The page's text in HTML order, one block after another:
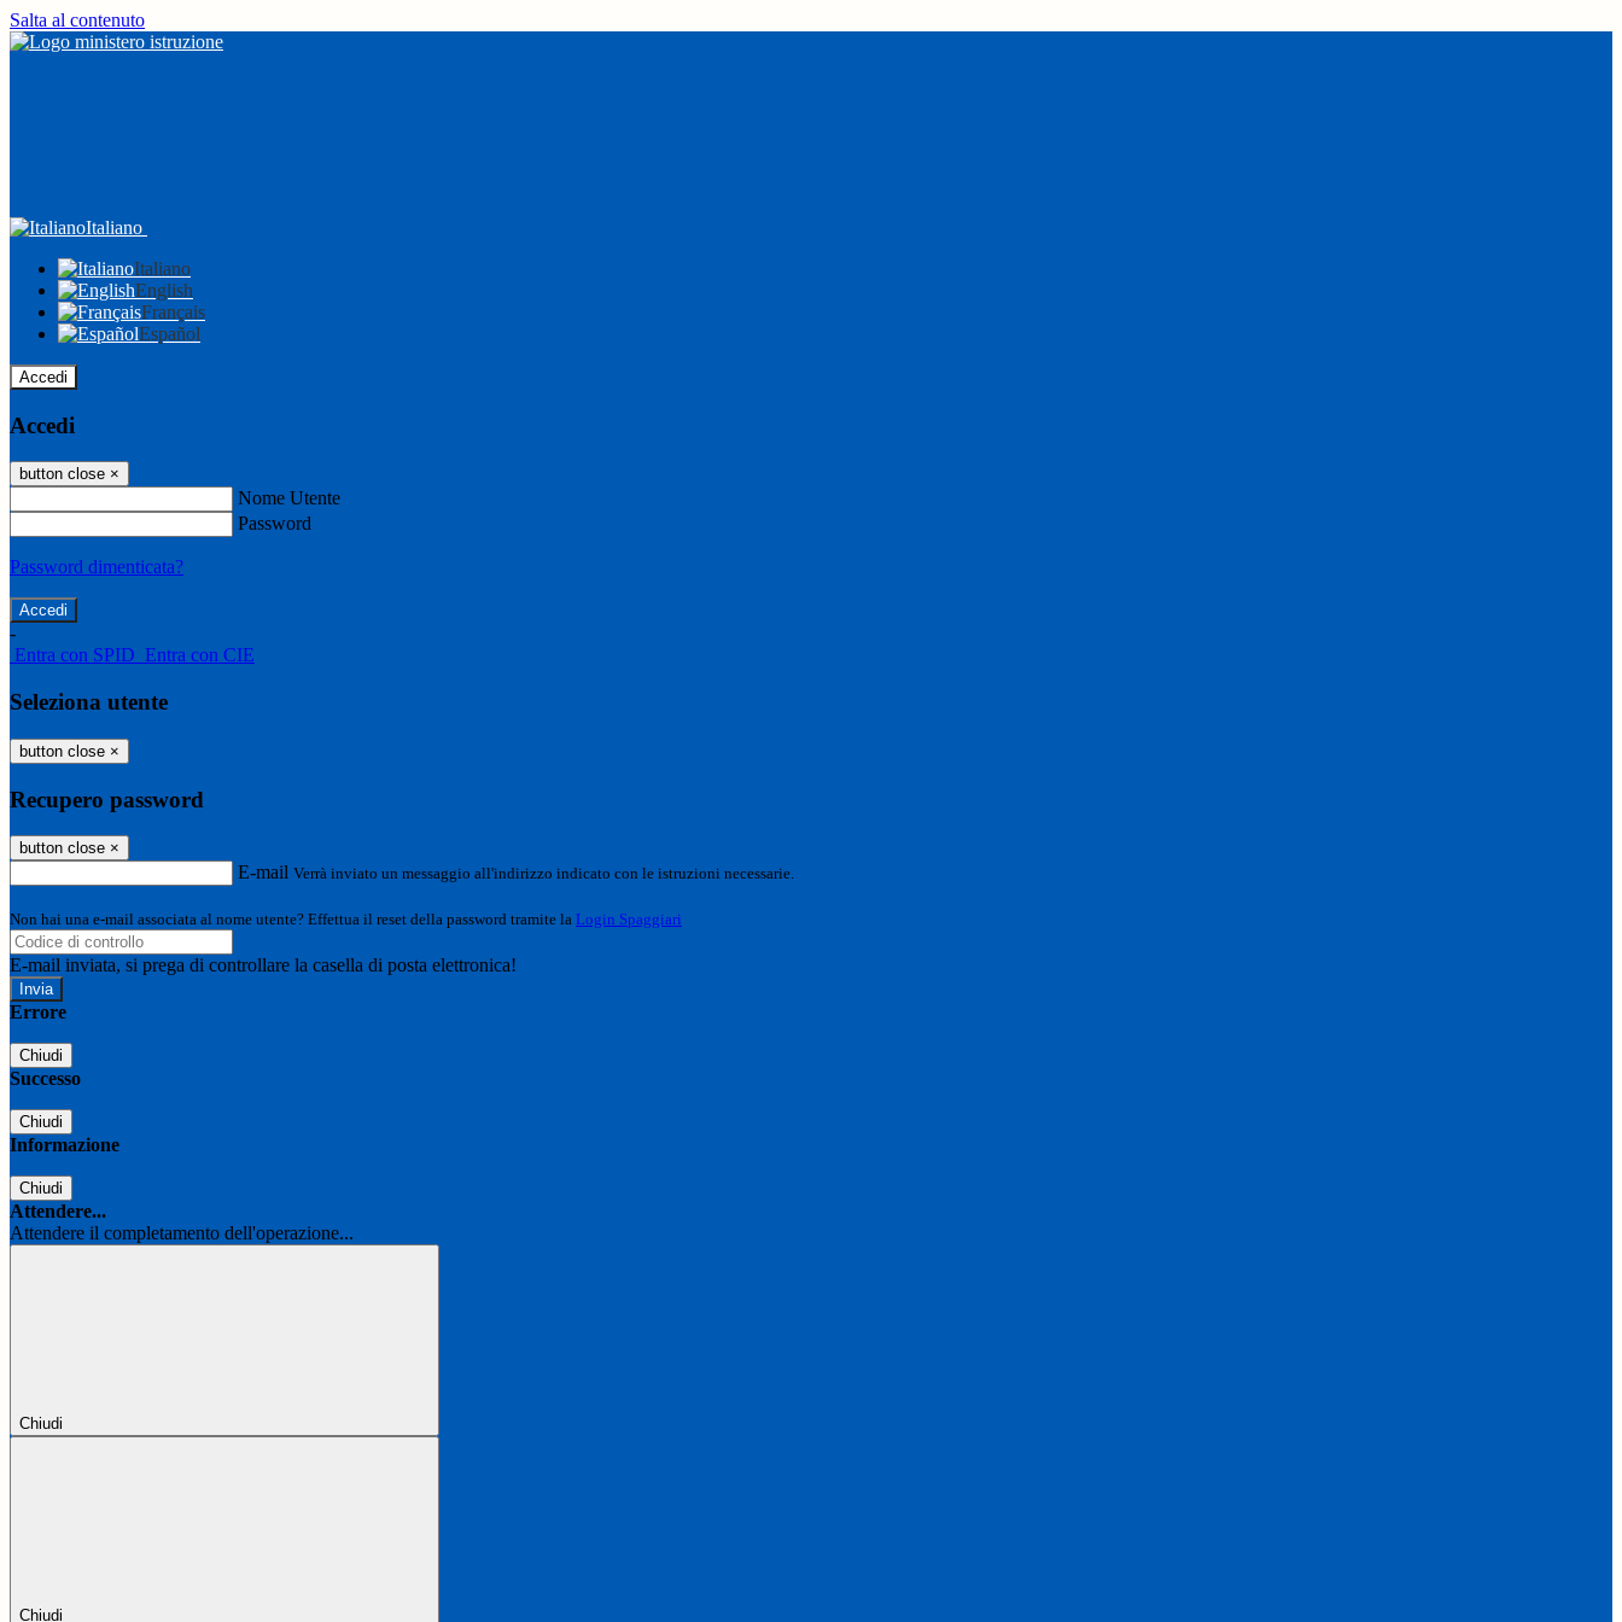
Salta al contenuto
Italiano
Italiano
English
Français
Español
Accedi
Accedi
button close ×
Nome Utente
Password
Password dimenticata?
-
Entra con SPID Entra con CIE
Seleziona utente
button close ×
Recupero password
button close ×
E-mail Verrà inviato un messaggio all'indirizzo indicato con le istruzioni necessarie.
Non hai una e-mail associata al nome utente? Effettua il reset della password tramite la Login Spaggiari
E-mail inviata, si prega di controllare la casella di posta elettronica!
Errore
Chiudi
Successo
Chiudi
Informazione
Chiudi
Attendere...
Attendere il completamento dell'operazione...
Chiudi
Chiudi